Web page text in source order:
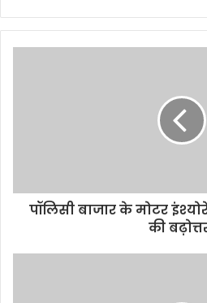
पॉलिसी बाजार के मोटर
की